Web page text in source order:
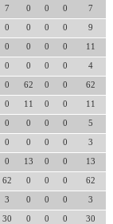
7 0 0 0 7
0 0 0 0 9
0 0 0 0 11
0 0 0 0 4
0 62 0 0 62
0 11 0 0 11
0 0 0 0 5
0 0 0 0 3
0 13 0 0 13
62 0 0 0 62
3 0 0 0 3
30 0 0 0 30